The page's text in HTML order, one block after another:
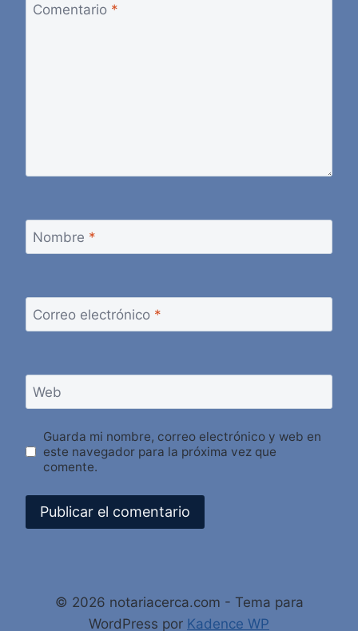
Comentario *
Nombre *
Correo electrónico *
Web
Guarda mi nombre, correo electrónico y web en
este navegador para la próxima vez que
comente.
© 2026 notariacerca.com - Tema para
WordPress por Kadence WP